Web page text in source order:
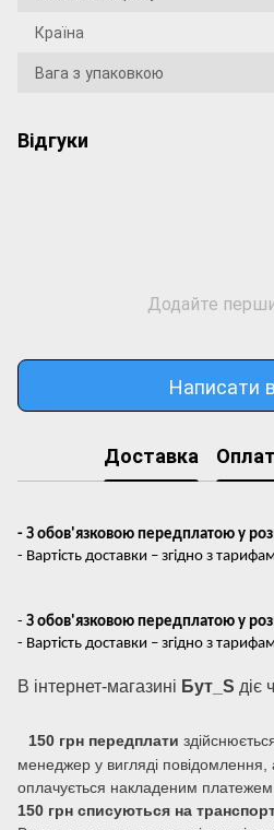
Країна
Вага з упаковкою
Відгуки
Додайте
Написати
Доставка
- З обов'язковою передплатою у
- Вартість доставки – згідно з
- З обов'язковою передплатою у
- Вартість доставки – згідно з
В інтернет-магазині Бут_S діє
150 грн передплати
менеджер у вигляді повідомлення,
оплачується накладеним
150 грн списуються на